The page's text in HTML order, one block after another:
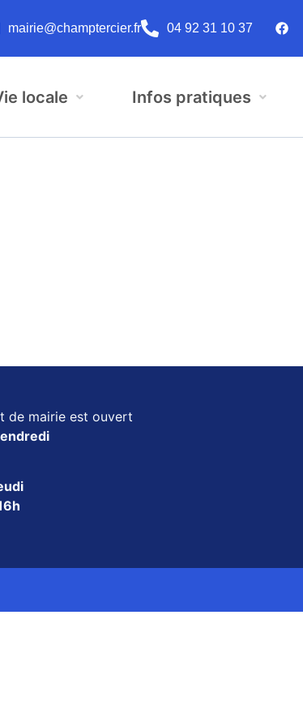
mairie@champtercier.fr 04 92 31 10 37
locale Infos pratiques
de mairie est ouvert